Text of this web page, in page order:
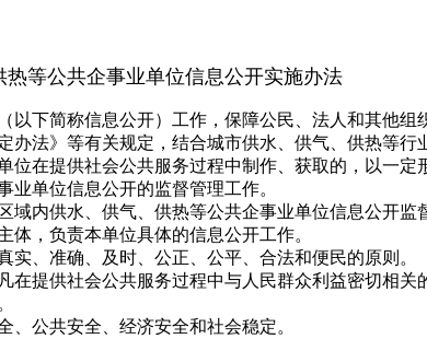
热等公共企事业单位信息公开实施办法
简称信息公开）工作，保障公民、法人和其他组
法》等有关规定，结合城市供水、供气、供热等行
提供社会公共服务过程中制作、获取的，以一定
单位信息公开的监督管理工作。
供水、供气、供热等公共企事业单位信息公开监
，负责本单位具体的信息公开工作。
准确、及时、公正、公平、合法和便民的原则。
供社会公共服务过程中与人民群众利益密切相关
公共安全、经济安全和社会稳定。